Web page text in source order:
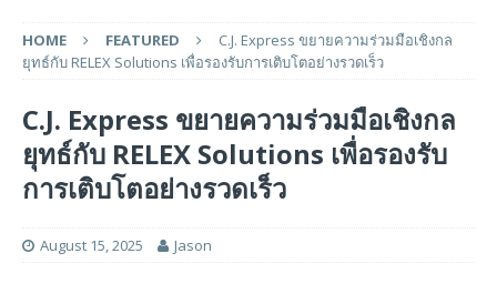
HOME FEATURED
C.J. Express ขยายความร่วมมือเชิงกล
ยุทธ์กับ RELEX Solutions เพื่อรองรับการเติบโตอย่างรวดเร็ว
C.J. Express ขยายความร่วมมือเชิงกล
ยุทธ์กับ RELEX Solutions เพื่อรองรับ
การเติบโตอย่างรวดเร็ว
August 15, 2025 Jason